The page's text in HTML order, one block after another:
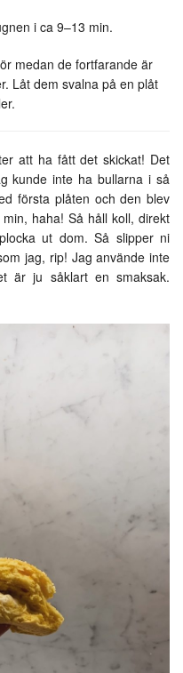
i ca 9–13 min.
medan de fortfarande är
Låt dem svalna på en plåt
att ha fått det skickat! Det
kunde inte ha bullarna i så
första plåten och den blev
haha! Så håll koll, direkt
ut dom. Så slipper ni
jag, rip! Jag använde inte
är ju såklart en smaksak.